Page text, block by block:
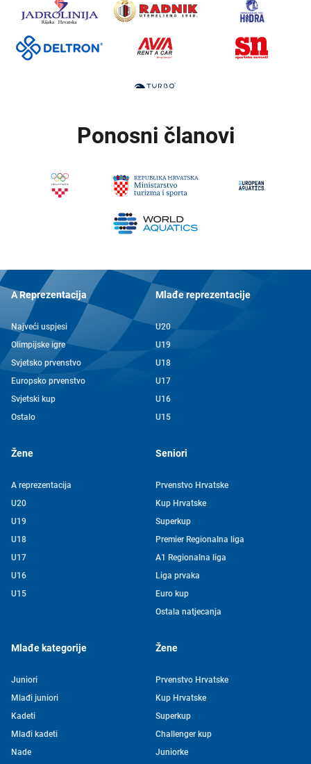
Ponosni članovi
A Reprezentacija
Najveći uspjesi
Olimpijske igre
Svjetsko prvenstvo
Europsko prvenstvo
Svjetski kup
Ostalo
Mlađe reprezentacije
U20
U19
U18
U17
U16
U15
Žene
A reprezentacija
U20
U19
U18
U17
U16
U15
Seniori
Prvenstvo Hrvatske
Kup Hrvatske
Superkup
Premier Regionalna liga
A1 Regionalna liga
Liga prvaka
Euro kup
Ostala natjecanja
Mlađe kategorije
Juniori
Mlađi juniori
Kadeti
Mlađi kadeti
Nade
Žene
Prvenstvo Hrvatske
Kup Hrvatske
Superkup
Challenger kup
Juniorke